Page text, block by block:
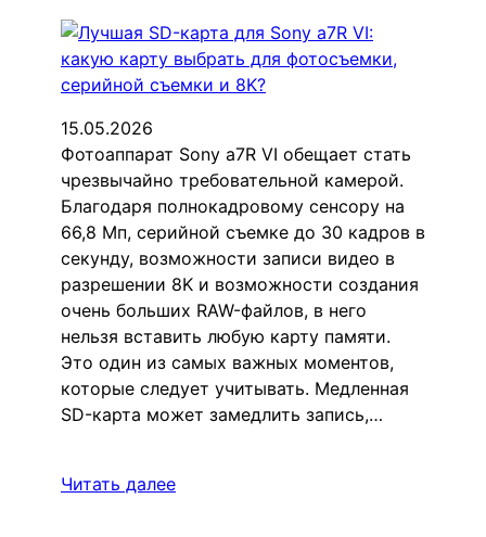
15.05.2026
Фотоаппарат Sony a7R VI обещает стать
чрезвычайно требовательной камерой.
Благодаря полнокадровому сенсору на
66,8 Мп, серийной съемке до 30 кадров в
секунду, возможности записи видео в
разрешении 8K и возможности создания
очень больших RAW-файлов, в него
нельзя вставить любую карту памяти.
Это один из самых важных моментов,
которые следует учитывать. Медленная
SD-карта может замедлить запись,…
Читать далее